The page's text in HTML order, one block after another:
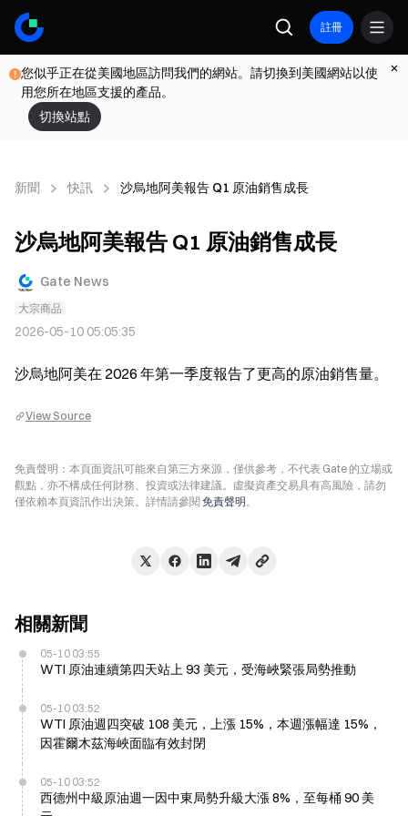
註冊
您似乎正在從美國地區訪問我們的網站。請切換到美國網站以使
用您所在地區支援的產品。
切換站點
新聞 快訊 沙烏地阿美報告 Q1 原油銷售成長
沙烏地阿美報告 Q1 原油銷售成長
Gate News
大宗商品
2026-05-10 05:05:35
沙烏地阿美在 2026 年第一季度報告了更高的原油銷售量。
View Source
免責聲明：本頁面資訊可能來自第三方來源，僅供參考，不代表 Gate 的立場或
觀點，亦不構成任何財務、投資或法律建議。虛擬資產交易具有高風險，請勿
僅依賴本頁資訊作出決策。詳情請參閱 免責聲明。
相關新聞
05-10 03:55
WTI 原油連續第四天站上 93 美元，受海峽緊張局勢推動
05-10 03:52
WTI 原油週四突破 108 美元，上漲 15%，本週漲幅達 15%，
因霍爾木茲海峽面臨有效封閉
05-10 03:52
西德州中級原油週一因中東局勢升級大漲 8%，至每桶 90 美